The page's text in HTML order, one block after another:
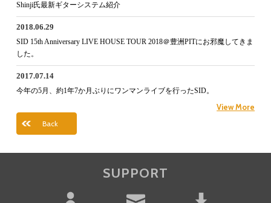
Shinji氏最新ギターシステム紹介
2018.06.29
SID 15th Anniversary LIVE HOUSE TOUR 2018＠豊洲PITにお邪魔してきま
した。
2017.07.14
今年の5月、約1年7か月ぶりにワンマンライブを行ったSID。
View More
Back
SUPPORT